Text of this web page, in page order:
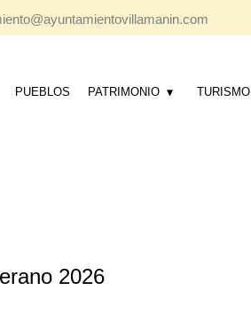
PUEBLOS PATRIMONIO TURISMO
2026